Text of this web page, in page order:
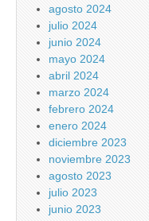
agosto 2024
julio 2024
junio 2024
mayo 2024
abril 2024
marzo 2024
febrero 2024
enero 2024
diciembre 2023
noviembre 2023
agosto 2023
julio 2023
junio 2023